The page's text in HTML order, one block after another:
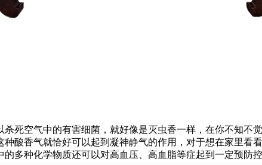
空气中的有害细菌，就好像是灭虫香一样，在你不知不
酸香气就恰好可以起到凝神静气的作用，对于想在家里看
多种化学物质还可以对高血压、高血脂等症起到一定预防